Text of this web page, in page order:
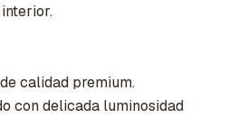
calidad premium.
con delicada luminosidad